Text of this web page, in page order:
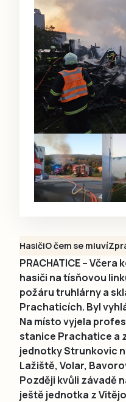
HasičiO čem se mluví
PRACHATICE –
hasiči na tísňovou
požáru truhlárny a
Prachaticích. Byl
Na místo vyjela
stanice Prachatice a
jednotky Strunkovic
Lažiště, Volar,
Později kvůli závadě
ještě jednotka z